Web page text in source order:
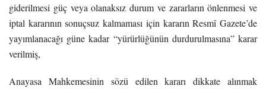
giderilmesi güç veya olanaksız durum ve zararların önlenmesi ve
iptal kararının sonuçsuz kalmaması için kararın Resmî Gazete’de
yayımlanacağı güne kadar “yürürlüğünün durdurulmasına” karar
verilmiş,
Anayasa Mahkemesinin sözü edilen kararı dikkate alınmak